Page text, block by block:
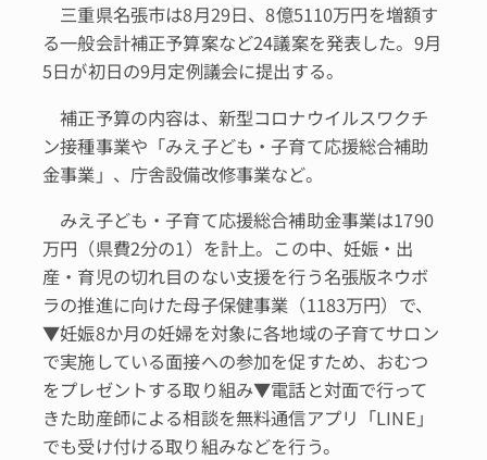
三重県名張市は8月29日、8億5110万円を増額す
る一般会計補正予算案など24議案を発表した。9月
5日が初日の9月定例議会に提出する。
補正予算の内容は、新型コロナウイルスワクチ
ン接種事業や「みえ子ども・子育て応援総合補助
金事業」、庁舎設備改修事業など。
みえ子ども・子育て応援総合補助金事業は1790
万円（県費2分の1）を計上。この中、妊娠・出
産・育児の切れ目のない支援を行う名張版ネウボ
ラの推進に向けた母子保健事業（1183万円）で、
▼妊娠8か月の妊婦を対象に各地域の子育てサロン
で実施している面接への参加を促すため、おむつ
をプレゼントする取り組み▼電話と対面で行って
きた助産師による相談を無料通信アプリ「LINE」
でも受け付ける取り組みなどを行う。